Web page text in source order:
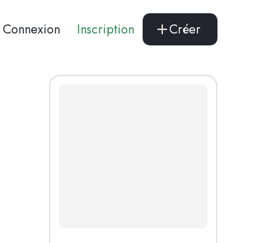
Connexion Inscription Créer